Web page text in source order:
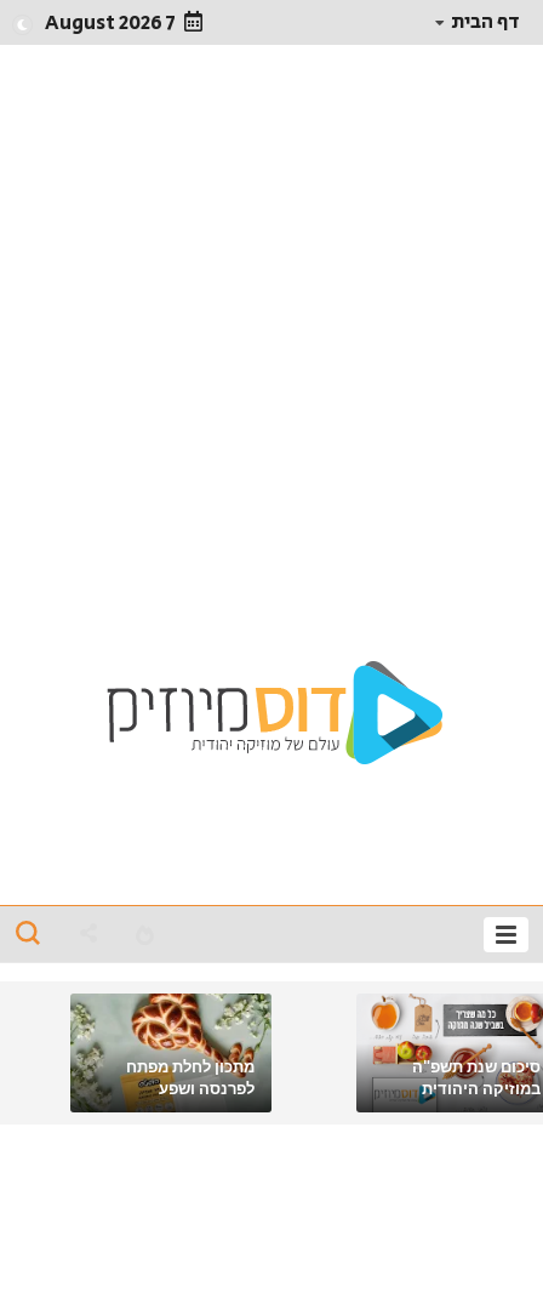
דף הבית 7 August 2026
סיכום שנת תשפ"ה
במוזיקה היהודית
מתכון לחלת מפתח
לפרנסה ושפע